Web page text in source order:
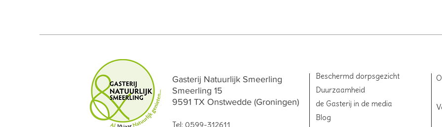
Gasterij Natuurlijk Smeerling
Smeerling 15
9591 TX Onstwedde (Groningen)
Tel: 0599-312611
Beschermd dorpsgezicht
Duurzaamheid
de Gasterij in de media
Blog